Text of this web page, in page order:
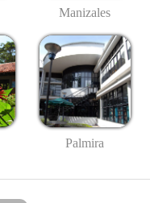
Manizales
Palmira